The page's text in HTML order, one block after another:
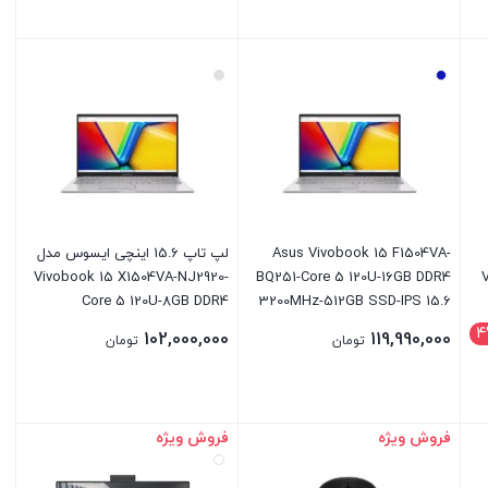
Asus Vivobook 15 F1504VA-
BQ251-Core 5 120U-16GB DDR4
3200MHz-512GB SSD-IPS 15.6
119,990,000 تومان
بستن
لپ تاپ 15.6 اینچی ایسوس مدل
Vivobook 15 X1504VA-NJ2920-
Core 5 120U-8GB DDR4
102,000,000 تومان
بستن فروش ویژه فروش ویژه